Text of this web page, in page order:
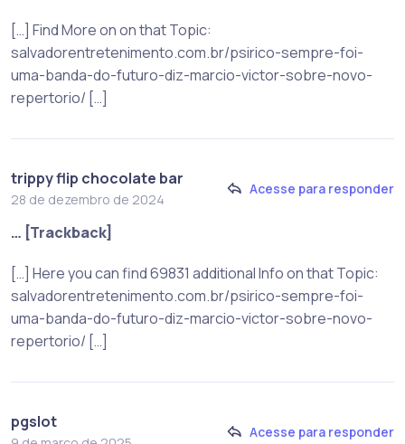
[…] Find More on on that Topic:
salvadorentretenimento.com.br/psirico-sempre-foi-
uma-banda-do-futuro-diz-marcio-victor-sobre-novo-
repertorio/ […]
trippy flip chocolate bar
28 de dezembro de 2024
Acesse para responder
… [Trackback]
[…] Here you can find 69831 additional Info on that Topic:
salvadorentretenimento.com.br/psirico-sempre-foi-
uma-banda-do-futuro-diz-marcio-victor-sobre-novo-
repertorio/ […]
pgslot
Acesse para responder